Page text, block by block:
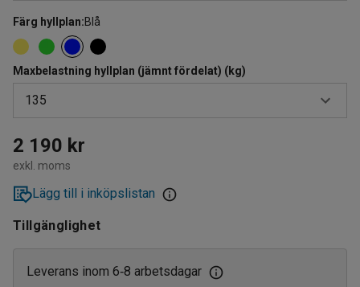
400
500
Färg hyllplan:Blå
Maxbelastning hyllplan (jämnt fördelat) (kg)
135
90
120
135
2 190 kr
exkl. moms
Lägg till i inköpslistan
Tillgänglighet
Leverans inom 6‑8 arbetsdagar